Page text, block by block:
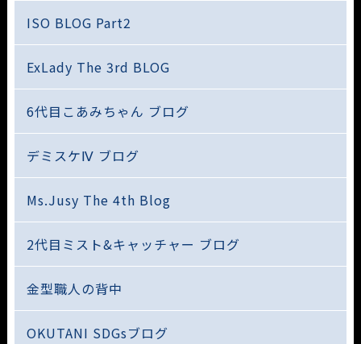
ISO BLOG Part2
ExLady The 3rd BLOG
6代目こあみちゃん ブログ
デミスケⅣ ブログ
Ms.Jusy The 4th Blog
2代目ミスト&キャッチャー ブログ
金型職人の背中
OKUTANI SDGsブログ